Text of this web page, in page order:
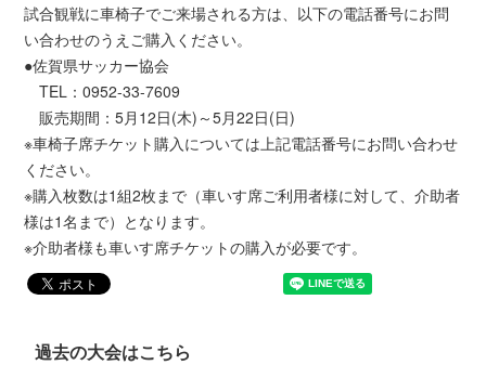
試合観戦に車椅子でご来場される方は、以下の電話番号にお問
い合わせのうえご購入ください。
●佐賀県サッカー協会
TEL：0952-33-7609
販売期間：5月12日(木)～5月22日(日)
※車椅子席チケット購入については上記電話番号にお問い合わせ
ください。
※購入枚数は1組2枚まで（車いす席ご利用者様に対して、介助者
様は1名まで）となります。
※介助者様も車いす席チケットの購入が必要です。
過去の大会はこちら